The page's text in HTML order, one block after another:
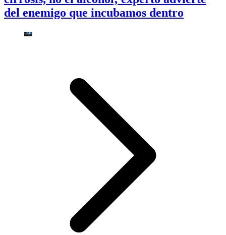
del enemigo que incubamos dentro